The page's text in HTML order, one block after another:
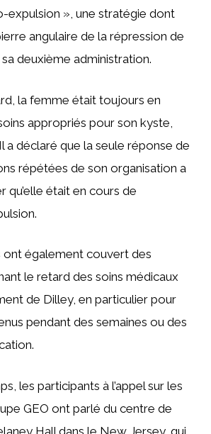
expulsion », une stratégie dont
angulaire de la répression de
sa deuxième administration.
la femme était toujours en
appropriés pour son kyste,
a déclaré que la seule réponse de
répétées de son organisation a
qu’elle était en cours de
ont également couvert des
le retard des soins médicaux
de Dilley, en particulier pour
pendant des semaines ou des
les participants à l’appel sur les
GEO ont parlé du centre de
Hall dans le New Jersey, qui